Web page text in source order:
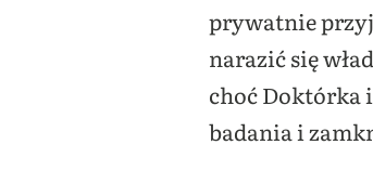
prywatnie
narazić się
choć Doktórka
badania i